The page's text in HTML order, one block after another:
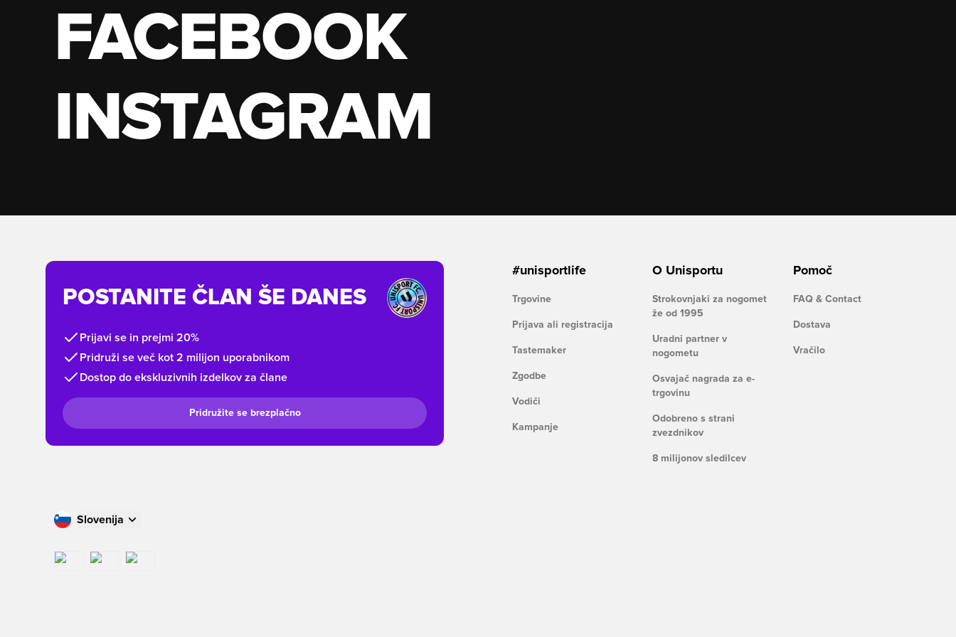
FACEBOOK
INSTAGRAM
POSTANITE ČLAN ŠE DANES
Prijavi se in prejmi 20%
Pridruži se več kot 2 milijon uporabnikom
Dostop do ekskluzivnih izdelkov za člane
Pridružite se brezplačno
#unisportlife
Trgovine
Prijava ali registracija
Tastemaker
Zgodbe
Vodiči
Kampanje
O Unisportu
Strokovnjaki za nogomet
že od 1995
Uradni partner v
nogometu
Osvajač nagrada za e-
trgovinu
Odobreno s strani
zvezdnikov
8 milijonov sledilcev
Pomoč
FAQ & Contact
Dostava
Vračilo
Slovenija